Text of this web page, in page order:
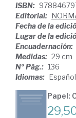
ISBN:
Editorial:
Fecha de la
Lugar de la
Encuadernación:
Medidas: 29 cm
Nº Pág.: 136
Idiomas: Español
Papel: